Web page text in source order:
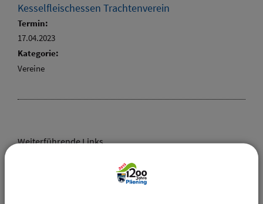
Kesselfleischessen Trachtenverein
Termin:
17.04.2023
Kategorie:
Vereine
Weiterführende Links
Vereinsangebote speziell für junge Leute
Diese Vereine bieten Veranstaltungen speziell für junge